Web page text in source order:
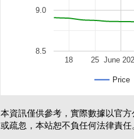
Price
June
18 25
8.5
9.0
本資訊僅供參考，實際數據以官
或疏忽，本站恕不負任何法律責任